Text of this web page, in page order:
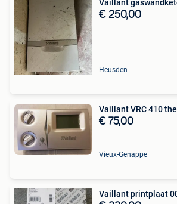
Vaillant
€ 250,00
Heusden
Vaillant VRC 410
€ 75,00
Vieux-Genappe
Vaillant printplaat